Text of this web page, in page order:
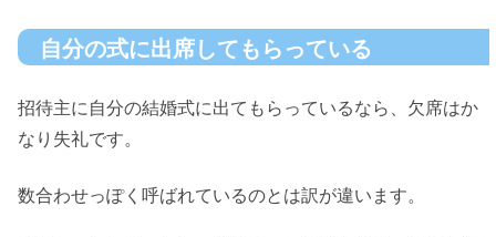
自分の式に出席してもらっている
招待主に自分の結婚式に出てもらっているなら、欠席はか
なり失礼です。
数合わせっぽく呼ばれているのとは訳が違います。